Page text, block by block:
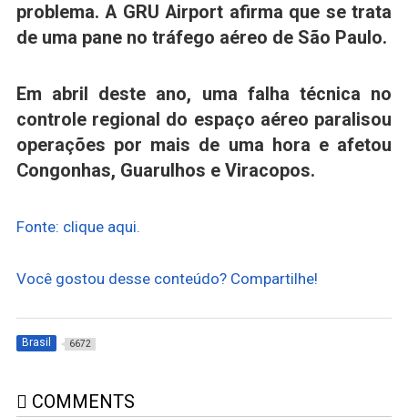
problema. A GRU Airport afirma que se trata
de uma pane no tráfego aéreo de São Paulo.
Em abril deste ano, uma falha técnica no
controle regional do espaço aéreo paralisou
operações por mais de uma hora e afetou
Congonhas, Guarulhos e Viracopos.
Fonte: clique aqui.
Você gostou desse conteúdo? Compartilhe!
Brasil 6672
COMMENTS